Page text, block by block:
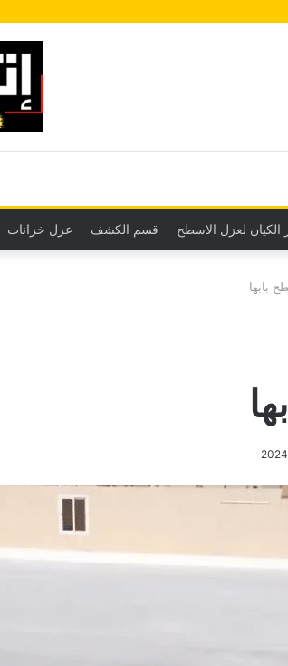
لعزل الاسطح قسم الكشف عزل خزانات
بابها